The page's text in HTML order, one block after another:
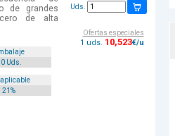
de grandes
de alta
Uds.
aplicable
21%
Uds.
Ofertas especiales
1 uds. 10,523€/u